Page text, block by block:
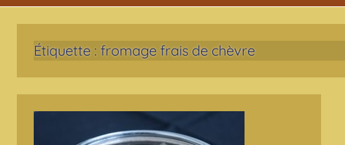
Étiquette : fromage frais de chèvre